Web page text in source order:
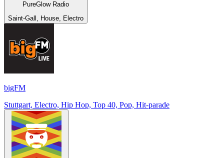
PureGlow Radio
Saint-Gall, House, Electro
bigFM
Stuttgart, Electro, Hip Hop, Top 40, Pop, Hit-parade